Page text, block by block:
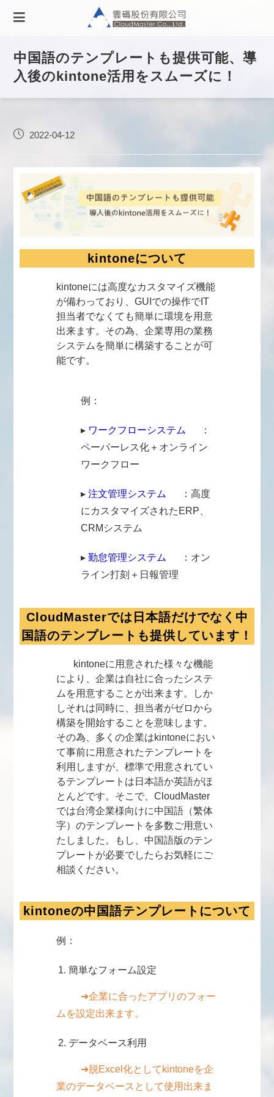
中国語のテンプレートも提供可能、導
入後のkintone活用をスムーズに！
2022-04-12
kintoneについて
kintoneには高度なカスタマイズ機能
が備わっており、GUIでの操作でIT
担当者でなくても簡単に環境を用意
出来ます。その為、企業専用の業務
システムを簡単に構築することが可
能です。
例：
▸ ワークフローシステム
：
ペーパーレス化＋オンライン
ワークフロー
▸注文管理システム
：高度
にカスタマイズされたERP、
CRMシステム
▸勤怠管理システム
：オン
ライン打刻＋日報管理
CloudMasterでは日本語だけでなく中
国語のテンプレートも提供しています！
kintoneに用意された様々な機能
により、企業は自社に合ったシステ
ムを用意することが出来ます。しか
しそれは同時に、担当者がゼロから
構築を開始することを意味します。
その為、多くの企業はkintoneにおい
て事前に用意されたテンプレートを
利用しますが、標準で用意されてい
るテンプレートは日本語か英語がほ
とんどです。そこで、CloudMaster
では台湾企業様向けに中国語（繁体
字）のテンプレートを多数ご用意い
たしました。もし、中国語版のテン
プレートが必要でしたらお気軽にご
相談ください。
kintoneの中国語テンプレートについて
例：
簡単なフォーム設定
➜企業に合ったアプリのフォー
ムを設定出来ます。
データベース利用
➜脱Excel化としてkintoneを企
業のデータベースとして使用出来ま